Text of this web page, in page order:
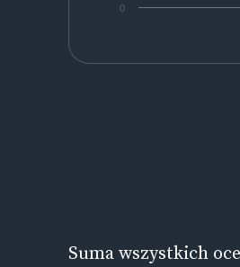
0
Suma wszystkich